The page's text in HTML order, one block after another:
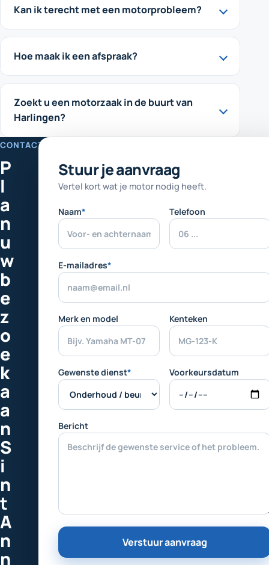
Kan ik terecht met een motorprobleem?
Hoe maak ik een afspraak?
Zoekt u een motorzaak in de buurt van
Harlingen?
CONTACT
P
l
a
n
u
w
b
e
z
o
e
k
a
a
n
S
i
n
t
A
n
n
Laat
dit
veld
leeg
Stuur je aanvraag
Vertel kort wat je motor nodig heeft.
Naam* Telefoon
E-mailadres*
Merk en model Kenteken
Gewenste dienst* Voorkeursdatum
Bericht
Verstuur aanvraag